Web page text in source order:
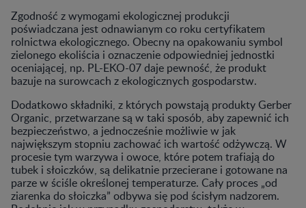
Zgodność z wymogami ekologicznej produkcji
poświadczana jest odnawianym co roku certyfikatem
rolnictwa ekologicznego. Obecny na opakowaniu symbol
zielonego ekoliścia i oznaczenie odpowiedniej jednostki
oceniającej, np. PL-EKO-07 daje pewność, że produkt
bazuje na surowcach z ekologicznych gospodarstw.
Dodatkowo składniki, z których powstają produkty Gerber
Organic, przetwarzane są w taki sposób, aby zapewnić ich
bezpieczeństwo, a jednocześnie możliwie w jak
największym stopniu zachować ich wartość odżywczą. W
procesie tym warzywa i owoce, które potem trafiają do
tubek i słoiczków, są delikatnie przecierane i gotowane na
parze w ściśle określonej temperaturze. Cały proces „od
ziarenka do słoiczka” odbywa się pod ścisłym nadzorem.